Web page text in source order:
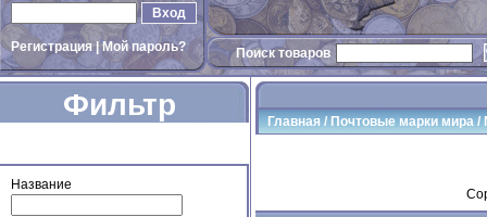
Вход
Регистрация|Мой пароль? Поиск товаров
Фильтр
Название
Главная / Почтовые марки мира /